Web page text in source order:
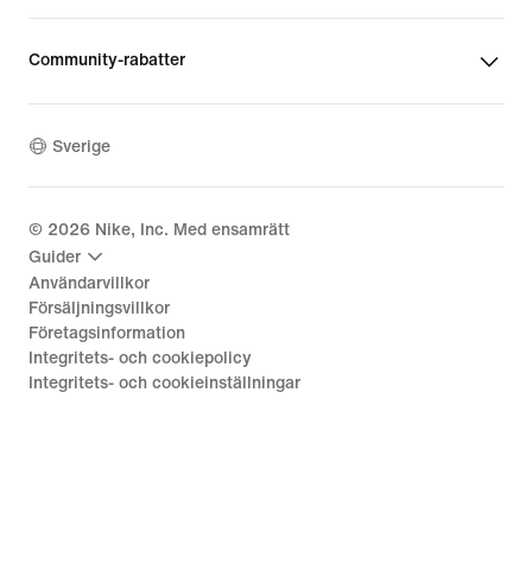
Community-rabatter
Sverige
© 2026 Nike, Inc. Med ensamrätt
Guider
Användarvillkor
Försäljningsvillkor
Företagsinformation
Integritets- och cookiepolicy
Integritets- och cookieinställningar